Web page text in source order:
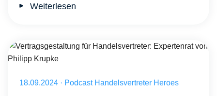
Weiterlesen
Veröffentlicht am 18.09.2024
18.09.2024 · Podcast Handelsvertreter Heroes